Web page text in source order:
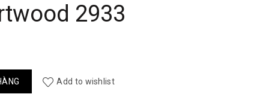
2933
lượng
Add to wishlist